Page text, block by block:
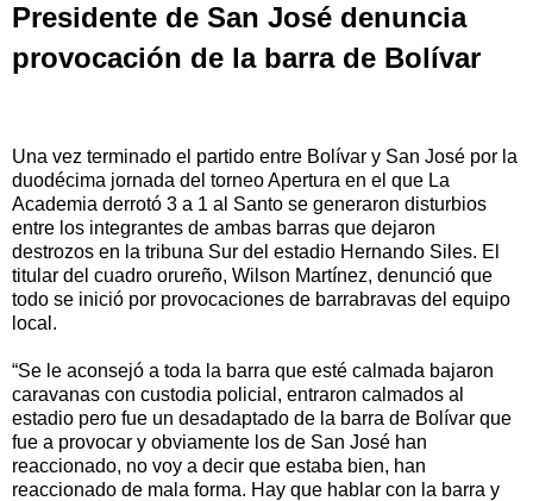
Presidente de San José denuncia
provocación de la barra de Bolívar
Una vez terminado el partido entre Bolívar y San José por la
duodécima jornada del torneo Apertura en el que La
Academia derrotó 3 a 1 al Santo se generaron disturbios
entre los integrantes de ambas barras que dejaron
destrozos en la tribuna Sur del estadio Hernando Siles. El
titular del cuadro orureño, Wilson Martínez, denunció que
todo se inició por provocaciones de barrabravas del equipo
local.
“Se le aconsejó a toda la barra que esté calmada bajaron
caravanas con custodia policial, entraron calmados al
estadio pero fue un desadaptado de la barra de Bolívar que
fue a provocar y obviamente los de San José han
reaccionado, no voy a decir que estaba bien, han
reaccionado de mala forma. Hay que hablar con la barra y